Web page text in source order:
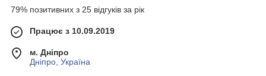
79% позитивних з 25 відгуків за рік
Працює з 10.09.2019
м. Дніпро
Дніпро, Україна